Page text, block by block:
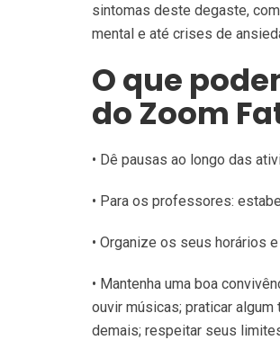
sintomas deste degaste,
mental e até crises de
O que
do Zoom
• Dê pausas ao longo das
• Para os professores:
• Organize os seus horários
• Mantenha uma boa
ouvir músicas; praticar
demais; respeitar seus